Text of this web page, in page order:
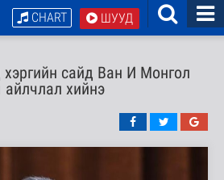
ШУУД
CHART
сайд Ван И Монгол
хийнэ